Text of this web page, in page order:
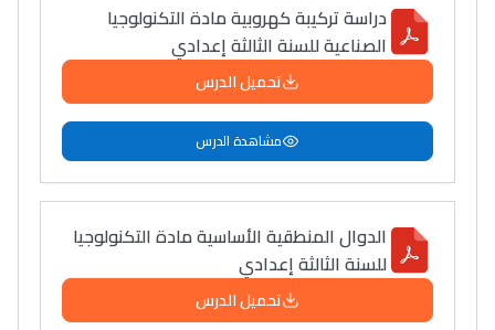
Lycée Maroc
التعليم الثانوي التأهيلي
Collège au Maroc
Post-Bac
+ de 78 Sujets
دراسة تركيبة كهروبية مادة التكنولوجيا
الصناعية للسنة الثالثة إعدادي
تحميل الدرس
مشاهدة الدرس
الدوال المنطقية الأساسية مادة التكنولوجيا
للسنة الثالثة إعدادي
تحميل الدرس